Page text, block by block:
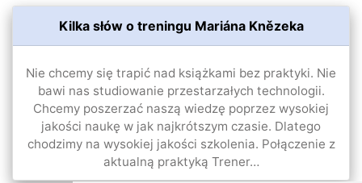
Kilka słów o treningu Mariána Knězeka
Nie chcemy się trapić nad książkami bez praktyki. Nie
bawi nas studiowanie przestarzałych technologii.
Chcemy poszerzać naszą wiedzę poprzez wysokiej
jakości naukę w jak najkrótszym czasie. Dlatego
chodzimy na wysokiej jakości szkolenia. Połączenie z
aktualną praktyką Trener…